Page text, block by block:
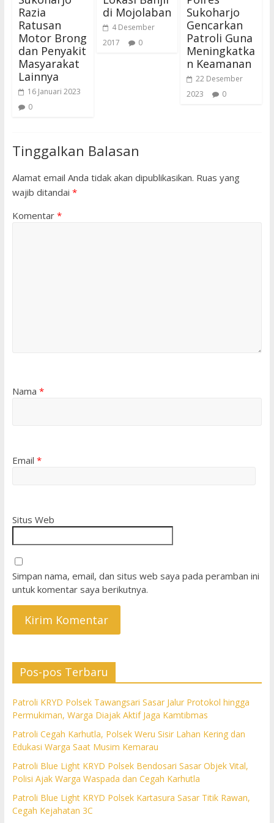
Razia
Ratusan
Motor Brong
dan Penyakit
Masyarakat
Lainnya
16 Januari 2023
0
di Mojolaban
4 Desember
2017
0
Sukoharjo
Gencarkan
Patroli Guna
Meningkatka
n Keamanan
22 Desember
2023
0
Tinggalkan Balasan
Alamat email Anda tidak akan dipublikasikan. Ruas yang
wajib ditandai *
Komentar *
Nama *
Email *
Situs Web
Simpan nama, email, dan situs web saya pada peramban ini
untuk komentar saya berikutnya.
Pos-pos Terbaru
Patroli KRYD Polsek Tawangsari Sasar Jalur Protokol hingga
Permukiman, Warga Diajak Aktif Jaga Kamtibmas
Patroli Cegah Karhutla, Polsek Weru Sisir Lahan Kering dan
Edukasi Warga Saat Musim Kemarau
Patroli Blue Light KRYD Polsek Bendosari Sasar Objek Vital,
Polisi Ajak Warga Waspada dan Cegah Karhutla
Patroli Blue Light KRYD Polsek Kartasura Sasar Titik Rawan,
Cegah Kejahatan 3C